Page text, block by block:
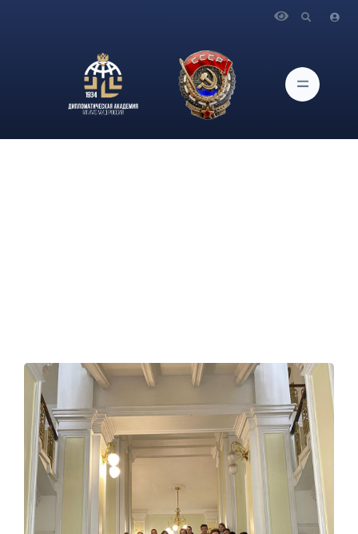
просветительского-профориентационного проекта
«Университетские субботы» студенты Академии
подготовили и провели для школьников квест «Словарь